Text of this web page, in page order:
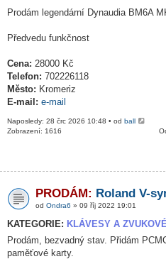
Prodám legendární Dynaudia BM6A
Předvedu funkčnost
Cena: 28000 Kč
Telefon: 702226118
Město: Kromeriz
E-mail: e-mail
Naposledy: 28 črc 2026 10:48 • od ball
Zobrazení: 1616
PRODÁM: Roland V-
od Ondra6 » 09 říj 2022 19:01
KATEGORIE: KLÁVESY A
Prodám, bezvadný stav. Přidám
paměťové karty.